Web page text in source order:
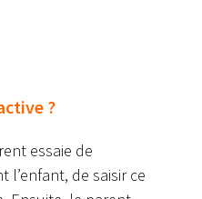
?
essaie de
l’enfant, de saisir ce